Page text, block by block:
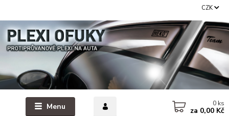
Menu
CZK
0 ks
za 0,00 Kč